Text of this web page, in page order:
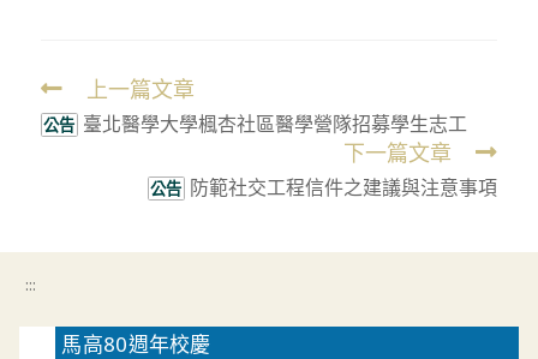
Read
more
上一篇文章
公告 臺北醫學大學楓杏社區醫學營隊招募學生志工
下一篇文章
公告 防範社交工程信件之建議與注意事項
:::
馬高80週年校慶